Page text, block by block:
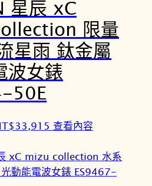
T
$
2
,
9
。
星辰 xC
限量
星雨 鈦金屬
波女錶
50E
33,915 目
價
格
查看內容